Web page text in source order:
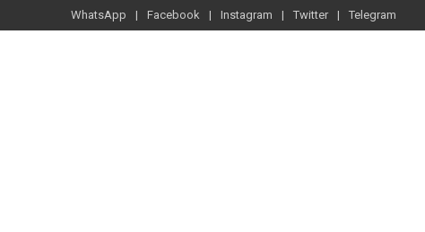
WhatsApp Facebook Instagram Twitter Telegram